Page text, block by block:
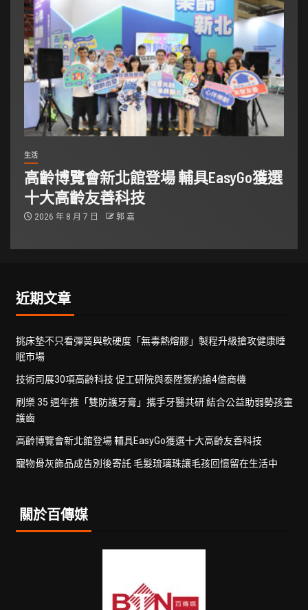
生活
高齡博覽會新北館登場 輔具EasyGo獲選
十大高齡友善科技
2026 年 8 月 7 日 郭 嘉
近期文章
挑床墊不只看彈簧與軟硬度「無毒熱熔膠」製程升級搶攻健康睡
眠市場
技術司展30項高齡科技 促工研院與泰陞簽約搶4億商機
刷樂 35 週年推「雙防護牙膏」攜手牙醫共研 結合公益助弱勢孩童
護齒
高齡博覽會新北館登場 輔具EasyGo獲選十大高齡友善科技
寵物骨灰飾品成告別後寄託 毛髮琉璃珠讓毛孩回憶留在生活中
關於百傳媒